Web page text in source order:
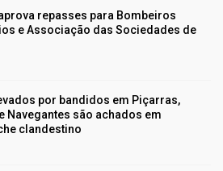
repasses para Bombeiros
e Associação das Sociedades de
por bandidos em Piçarras,
Navegantes são achados em
clandestino